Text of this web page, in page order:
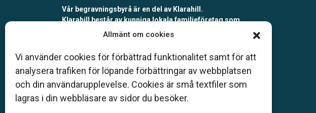
Allmänt om cookies
Vi använder cookies för förbättrad funktionalitet samt för att
analysera trafiken för löpande förbättringar av webbplatsen
och din användarupplevelse. Cookies är små textfiler som
lagras i din webbläsare av sidor du besöker.
Vår begravningsbyrå är en del av Klarahill.
Klarahill består av kunniga lokala familjeföretag som
är auktoriserade inom Sveriges begravningsbyråers
både när det gäller bemötande och när vi utformar
skräddarsydda personliga begravningar.
0410-109 53
info@larssons-begravningsbyra.se